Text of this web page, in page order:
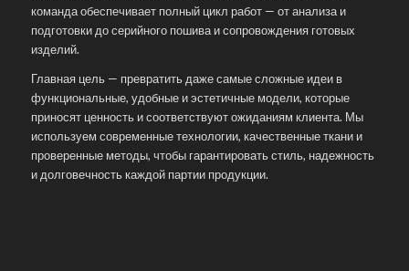
команда обеспечивает полный цикл работ — от анализа и
подготовки до серийного пошива и сопровождения готовых
изделий.
Главная цель — превратить даже самые сложные идеи в
функциональные, удобные и эстетичные модели, которые
приносят ценность и соответствуют ожиданиям клиента. Мы
используем современные технологии, качественные ткани и
проверенные методы, чтобы гарантировать стиль, надежность
и долговечность каждой партии продукции.